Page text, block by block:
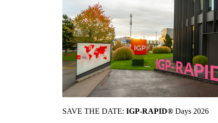
SAVE THE DATE: IGP-RAPID® Days 2026